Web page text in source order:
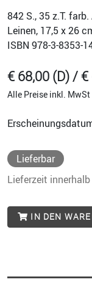
842 S., 35 z.T.
Leinen, 17,5 x 26
ISBN 978-3-8353-
€ 68,00 (D) / €
Alle Preise inkl. MwSt
Lieferbar
Lieferzeit
IN DEN